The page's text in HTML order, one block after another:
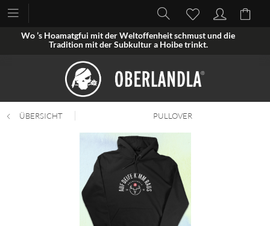
Wo ’s Hoamatgfui mit der Weltoffenheit schmust und die
Tradition mit der Subkultur a Hoibe trinkt.
ÜBERSICHT PULLOVER